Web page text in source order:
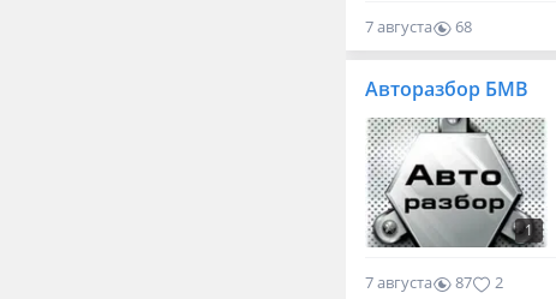
7 августа
68
0
Авторазбор БМВ
1
7 августа 87 2